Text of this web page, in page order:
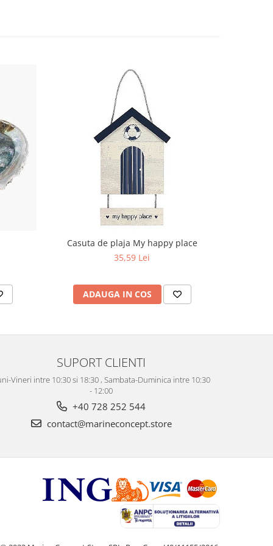
Casuta de plaja My happy place
35,59 Lei
ADAUGA IN COS
SUPORT CLIENTI
Vineri intre 10:30 si 18:30 , Sambata-Duminica intre 10:30
- 12:00
+40 728 252 544
contact@marineconcept.store